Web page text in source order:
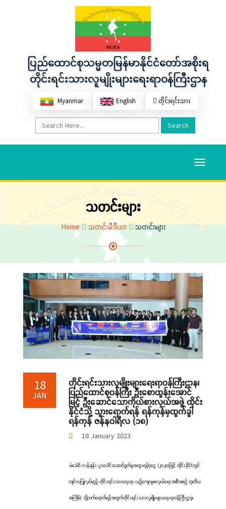
ပြည်ထောင်စုသမ္မတမြန်မာနိုင်ငံတော်အစိုးရ
တိုင်းရင်းသားလူမျိုးများရေးရာဝန်ကြီးဌာန
Myanmar English တိုင်းရင်းသား
Search
Toggle
သတင်းများ
Home သတင်းမီဒီယာ သတင်းများ
18
JAN
တိုင်းရင်းသားလူမျိုးများရေးရာဝန်ကြီးဌာန၊
ပြည်ထောင်စုဝန်ကြီး ဦးစောထွန်းအောင်
မြင့် ဦးဆောင်သောကိုယ်စားလှယ်အဖွဲ့ ထိုင်း
နိုင်ငံသို့ သွားရောက်ရန် ရန်ကုန်မှထွက်ခွါ
ရန်ကုန် ဇန်နဝါရီလ (၁၈)
18 January 2023
မဲခေါင်-လန်ချန်း ပူးပေါင်းဆောင်ရွက်မှုအထူးရန်ပုံငွေ (၂၀၂၀)ဖြင့် ထိုင်းနိုင်ငံတွင်
ကျင်းပပြုလုပ်မည့် တိုင်းရင်းသားရေးရာ ယဉ်ကျေးမှုဖလှယ်ရေးအစီအစဉ် (ဒုတိယ
အကြိမ်) သို့တက်ရောက်ရန်အတွက်တိုင်းရင်းသားလူမျိုးများရေးရာဝန်ကြီးဌာန၊